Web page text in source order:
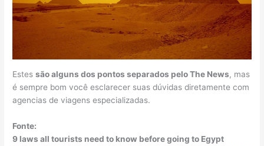
Estessão alguns dos pontos separados pelo The News, mas
é sempre bom você esclarecer suas dúvidas diretamente com
agencias de viagens especializadas.
Fonte:
9 laws all tourists need to know before going to Egypt